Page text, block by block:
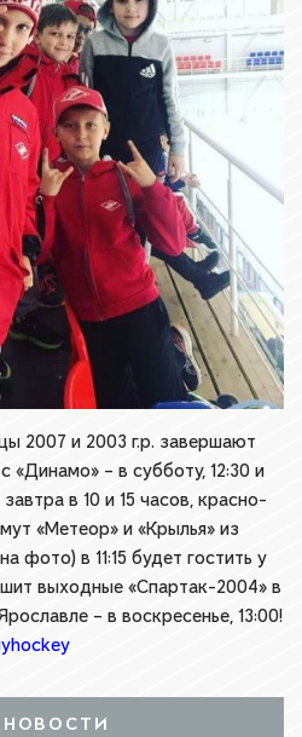
2007 и 2003 г.р. завершают
«Динамо» – в субботу, 12:30 и
в 10 и 15 часов, красно-
«Метеор» и «Крылья» из
фото) в 11:15 будет гостить у
выходные «Спартак-2004» в
– в воскресенье, 13:00!
НОВОСТИ